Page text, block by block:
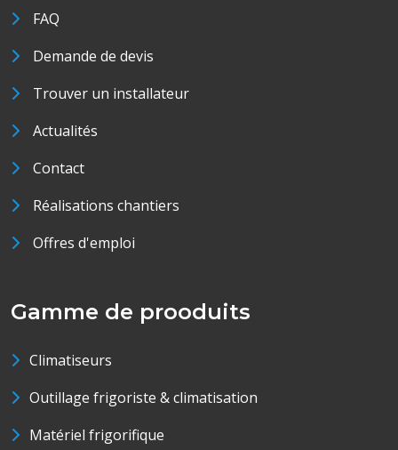
FAQ
Demande de devis
Trouver un installateur
Actualités
Contact
Réalisations chantiers
Offres d'emploi
Gamme de prooduits
Climatiseurs
Outillage frigoriste & climatisation
Matériel frigorifique